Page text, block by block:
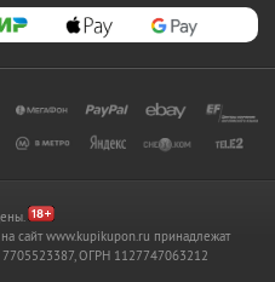
сайт www.kupikupon.ru принадлежат
ОГРН 1127747063212